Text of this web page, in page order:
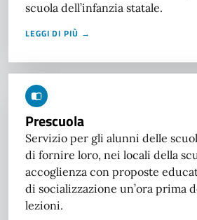
scuola dell’infanzia statale.
LEGGI DI PIÙ →
Prescuola
Servizio per gli alunni delle
di fornire loro, nei locali della
accoglienza con proposte
di socializzazione un’ora prima
lezioni.